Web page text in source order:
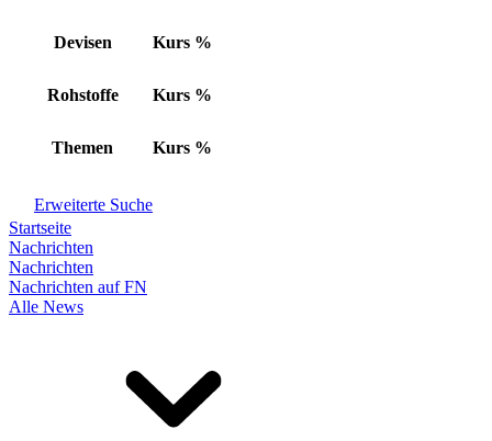
Devisen Kurs %
Rohstoffe Kurs %
Themen Kurs %
Erweiterte Suche
Startseite
Nachrichten
Nachrichten
Nachrichten auf FN
Alle News